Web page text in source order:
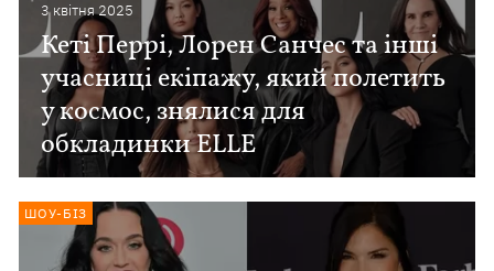
3 квiтня 2025
Кеті Перрі, Лорен Санчес та інші
учасниці екіпажу, який полетить
у космос, знялися для
обкладинки ELLE
ШОУ-БІЗ